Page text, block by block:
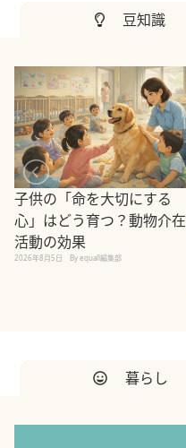
豆知識
子供の「命を大切にする
心」はどう育つ？動物介在
活動の効果
2026年8月5日 By equall編集部
暮らし